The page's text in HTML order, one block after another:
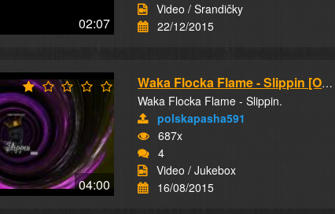
02:07
Video / Srandičky
22/12/2015
04:00
Waka Flocka Flame - Slippin [Official Audio]
Waka Flocka Flame - Slippin.
polskapasha591
687x
4
Video / Jukebox
16/08/2015